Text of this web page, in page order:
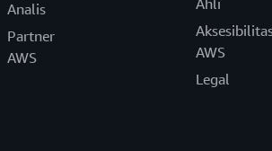
Analis
Partner
AWS
Ahli
AWS
Legal